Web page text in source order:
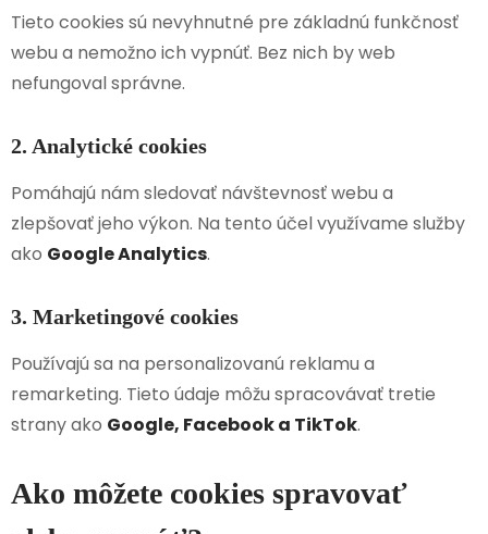
Tieto cookies sú nevyhnutné pre základnú funkčnosť
webu a nemožno ich vypnúť. Bez nich by web
nefungoval správne.
2. Analytické cookies
Pomáhajú nám sledovať návštevnosť webu a
zlepšovať jeho výkon. Na tento účel využívame služby
ako Google Analytics.
3. Marketingové cookies
Používajú sa na personalizovanú reklamu a
remarketing. Tieto údaje môžu spracovávať tretie
strany ako Google, Facebook a TikTok.
Ako môžete cookies spravovať